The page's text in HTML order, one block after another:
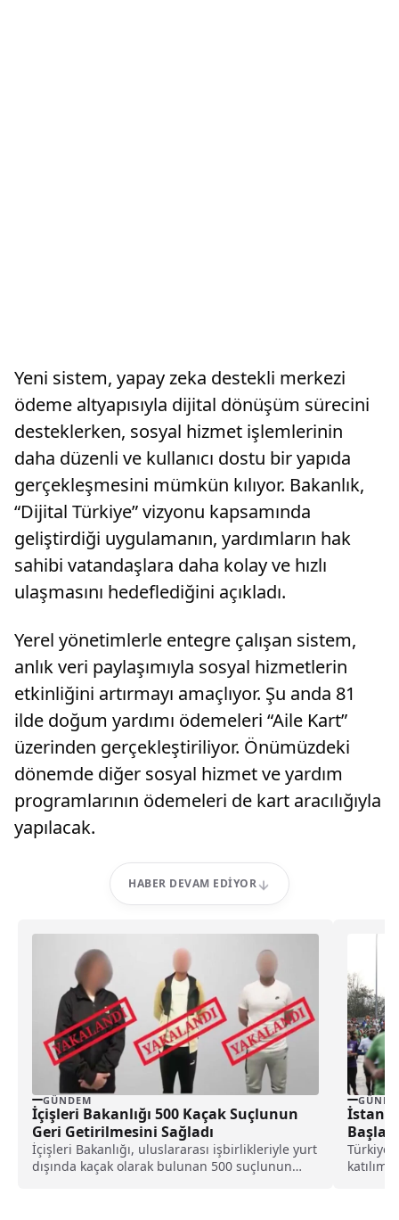
Yeni sistem, yapay zeka destekli merkezi
ödeme altyapısıyla dijital dönüşüm sürecini
desteklerken, sosyal hizmet işlemlerinin
daha düzenli ve kullanıcı dostu bir yapıda
gerçekleşmesini mümkün kılıyor. Bakanlık,
“Dijital Türkiye” vizyonu kapsamında
geliştirdiği uygulamanın, yardımların hak
sahibi vatandaşlara daha kolay ve hızlı
ulaşmasını hedeflediğini açıkladı.
Yerel yönetimlerle entegre çalışan sistem,
anlık veri paylaşımıyla sosyal hizmetlerin
etkinliğini artırmayı amaçlıyor. Şu anda 81
ilde doğum yardımı ödemeleri “Aile Kart”
üzerinden gerçekleştiriliyor. Önümüzdeki
dönemde diğer sosyal hizmet ve yardım
programlarının ödemeleri de kart aracılığıyla
yapılacak.
HABER DEVAM EDIYOR
GÜNDEM
İçişleri Bakanlığı 500 Kaçak Suçlunun
Geri Getirilmesini Sağladı
İçişleri Bakanlığı, uluslararası işbirlikleriyle yurt
dışında kaçak olarak bulunan 500 suçlunun